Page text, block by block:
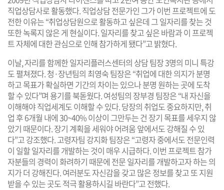
직업상담사로 활동했다. 직업상담 전문가인 그가 이번 프로젝트에 도
전한 이유는 “취업상담원으로 활동하고 싶은데 그 일자리를 찾는 것
또한 녹록지 않은 게 현실이다. 일자리를 찾고 싶은 바람과 이 프로젝
트 자체에 대한 관심으로 인해 참가하게 됐다”고 밝혔다.
이날, 자리를 함께한 일자리플러스센터의 상담 팀장 3명의 미니 특강
도 펼쳐졌다. 청·장년팀의 최영숙 팀장은 “취업에 대한 의지가 분명
하고 목표가 확실하면 기간의 차이는 있으나 분명 원하는 곳에 도착
할 수 있다”며 용기를 북돋웠다. 여성팀의 장부경 팀장은 “내 자신을
이해해야 직업세계도 이해할 수 있다. 당장의 취업도 중요하지만, 취
업 후 6개월 내에 30~40% 이상이 그만두는 건 장기 목표를 세우지 않
았기 때문이다. 장기 계획을 세워야 어려움 앞에서도 강해질 수 있
다”고 강조했다. 고령자팀 강지화 팀장은 “고령자 중에서도 전문인력
이 일할 일자리를 개발하는 것이 매우 시급하다. 이번 프로젝트 참가
자분들의 경력이 화려하기 때문에 전문 일자리를 개발하고자 하는 의
지가 더 강해진다. 여러분도 자신감을 갖고 많은 정보를 찾고 또 지원
받을 수 있는 곳도 적극 활용하시길 바란다”고 전했다.